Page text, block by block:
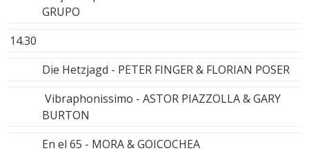
GRUPO
14.30
Die Hetzjagd - PETER FINGER & FLORIAN POSER
Vibraphonissimo - ASTOR PIAZZOLLA & GARY
BURTON
En el 65 - MORA & GOICOCHEA